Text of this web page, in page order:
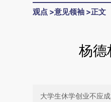
观点 >意见领袖 >正文
杨德
大学生休学创业不应